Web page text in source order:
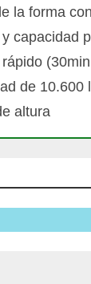
la forma
capacidad
de 10.600
altura